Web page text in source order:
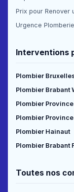
Urgence Plomberie
Interventions
Plombier
Plombier Brabant
Plombier
Plombier
Plombier Hainaut
Plombier Brabant
Toutes nos